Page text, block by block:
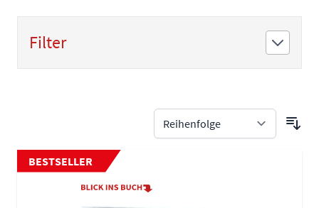
Filter
BESTSELLER